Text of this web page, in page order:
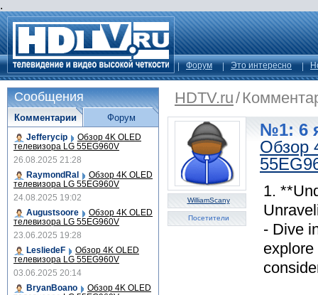
.
Форум Это интересно
HDTV.ru/
WilliamScany
Посетители
№1: 6
Обзор
1.
- Dive
Сообщения
Комментарии
Jefferycip Обзор 4K OLED
телевизора LG 55EG960V
26.08.2025 21:28
RaymondRal
Обзор 4K OLED
телевизора LG 55EG960V
24.08.2025 19:02
Augustsoore
Обзор 4K OLED
телевизора LG 55EG960V
23.06.2025 19:28
LesliedeF
Обзор 4K OLED
телевизора LG 55EG960V
03.06.2025 20:14
BryanBoano
Обзор 4K OLED
Форум